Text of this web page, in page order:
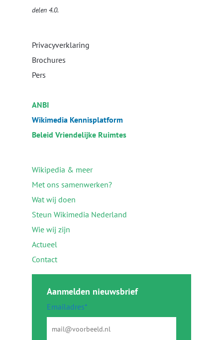
delen 4.0.
Privacyverklaring
Brochures
Pers
ANBI
Wikimedia Kennisplatform
Beleid Vriendelijke Ruimtes
Wikipedia & meer
Met ons samenwerken?
Wat wij doen
Steun Wikimedia Nederland
Wie wij zijn
Actueel
Contact
Aanmelden nieuwsbrief
Emailadres*